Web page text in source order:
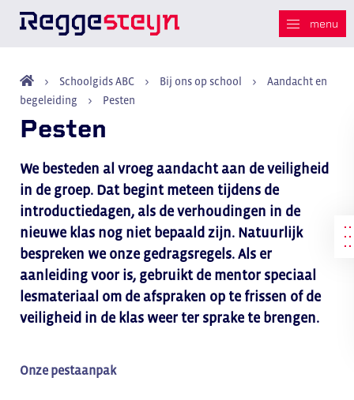
Schoolgids ABC Bij ons op school
Aandacht en
begeleiding
Pesten
Pesten
We besteden al vroeg aandacht aan de veiligheid
in de groep. Dat begint meteen tijdens de
introductiedagen, als de verhoudingen in de
nieuwe klas nog niet bepaald zijn. Natuurlijk
bespreken we onze gedragsregels. Als er
aanleiding voor is, gebruikt de mentor speciaal
lesmateriaal om de afspraken op te frissen of de
veiligheid in de klas weer ter sprake te brengen.
Onze pestaanpak